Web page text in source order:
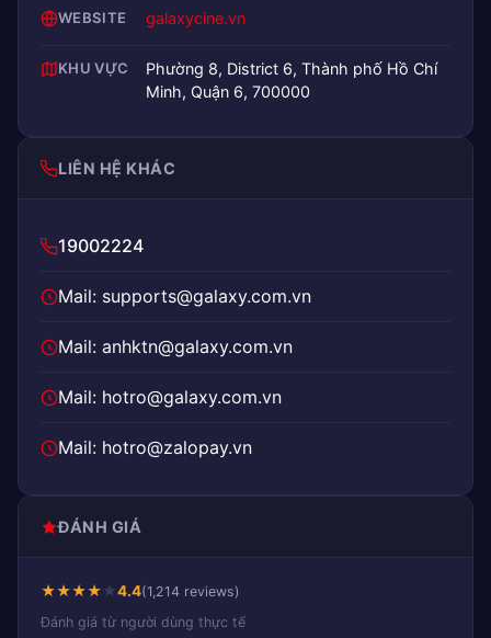
WEBSITE galaxycine.vn
KHU VỰC
Phường 8, District 6, Thành phố Hồ Chí
Minh, Quận 6, 700000
LIÊN HỆ KHÁC
19002224
Mail: supports@galaxy.com.vn
Mail: anhktn@galaxy.com.vn
Mail: hotro@galaxy.com.vn
Mail: hotro@zalopay.vn
ĐÁNH GIÁ
★★★★★4.4(1,214 reviews)
Đánh giá từ người dùng thực tế